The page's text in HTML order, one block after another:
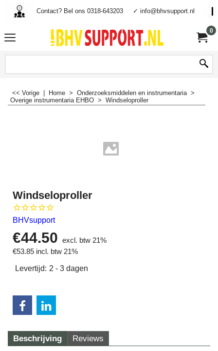
Contact? Bel ons 0318-643203 ✓ info@bhvsupport.nl
0
<< Vorige Home > Onderzoeksmiddelen en instrumentaria>
Overige instrumentaria EHBO > Windseloproller
Windseloproller
BHVsupport
€44.50
excl. btw 21%
€53.85 incl. btw 21%
Levertijd: 2 - 3 dagen
Beschrijving Reviews